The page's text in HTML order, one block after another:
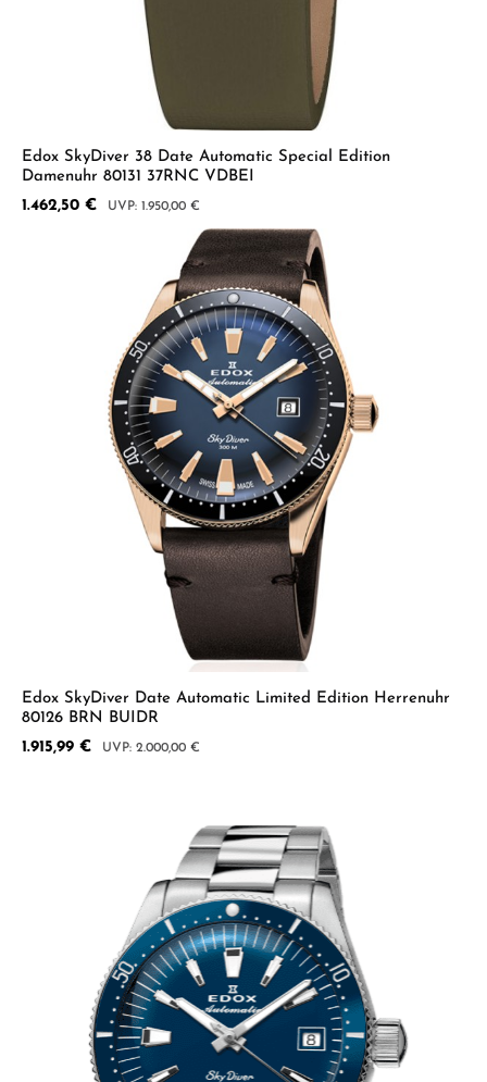
Edox SkyDiver 38 Date Automatic Special Edition
Damenuhr 80131 37RNC VDBEI
Verkaufspreis:
1.462,50 € Regulärer Preis:
1.950,00 €
Edox SkyDiver Date Automatic Limited Edition Herrenuhr
80126 BRN BUIDR
Verkaufspreis:
1.915,99 € Regulärer Preis:
2.000,00 €